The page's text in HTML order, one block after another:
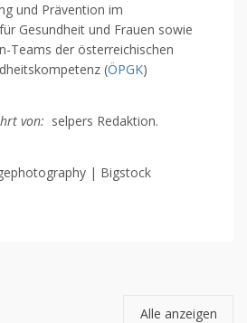
und Prävention im
Gesundheit und Frauen sowie
Teams der österreichischen
(ÖPGK)
von: selpers Redaktion.
| Bigstock
Alle anzeigen